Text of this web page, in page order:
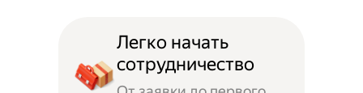
Легко начать
сотрудничество